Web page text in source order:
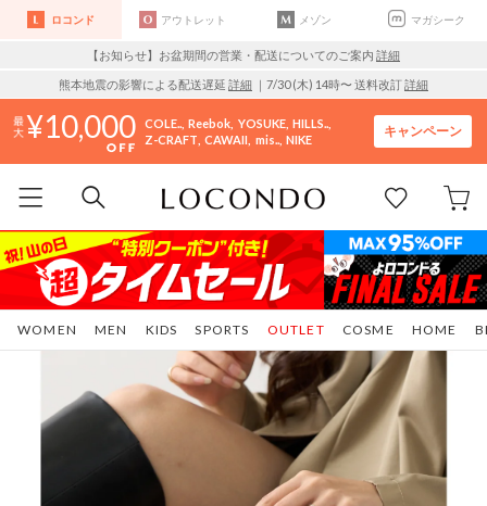
ロコンド アウトレット メゾン マガシーク
【お知らせ】お盆期間の営業・配送についてのご案内 詳細
熊本地震の影響による配送遅延 詳細 ｜7/30 (木) 14時〜 送料改訂詳細
10,000 COLE.. Reebok YOSUKE HILLS..
Z-CRAFT CAWAII mis.. NIKE
キャンペーン
WOMEN MEN KIDS SPORTS COSME HOME
OUTLET